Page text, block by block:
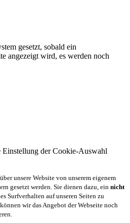
gesetzt, sobald ein
angezeigt wird, es werden noch
Einstellung der Cookie-Auswahl
unsere Website von unserem eigenem
gesetzt werden. Sie dienen dazu, ein nicht
Surfverhalten auf unseren Seiten zu
wir das Angebot der Webseite noch